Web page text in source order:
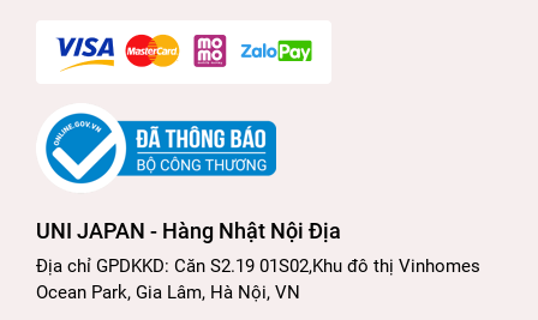
UNI JAPAN - Hàng Nhật Nội Địa
Địa chỉ GPDKKD: Căn S2.19 01S02,Khu đô thị Vinhomes
Ocean Park, Gia Lâm, Hà Nội, VN